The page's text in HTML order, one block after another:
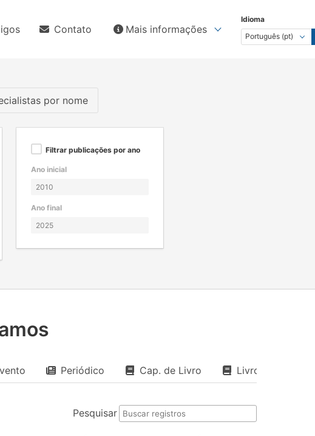
Contato Mais informações
Idioma
por nome
Filtrar publicações por ano
Ano inicial
Ano final
Periódico Cap. de Livro Livro
Pesquisar